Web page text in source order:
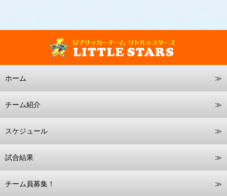
ホーム
チーム紹介
スケジュール
試合結果
チーム員募集！